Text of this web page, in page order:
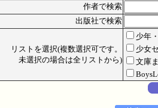
作者で検索
出版社で検索
リストを選択(複数選択可です。
未選択の場合は全リストから)
少年
少女
文庫